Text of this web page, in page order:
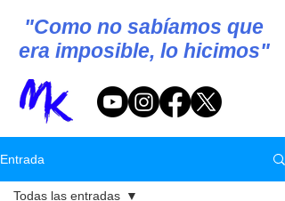
"Como no sabíamos que
era imposible, lo hicimos"
Entrada
Todas las entradas